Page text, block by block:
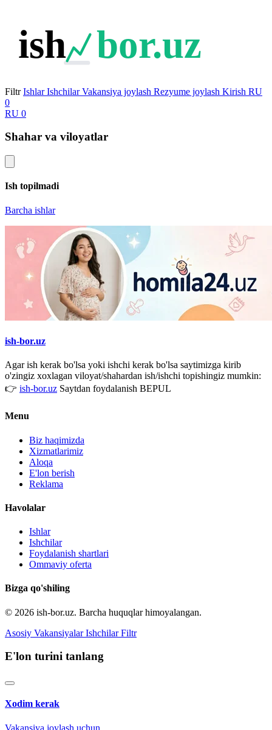
ish bor.uz
Filtr Ishlar Ishchilar Vakansiya joylash Rezyume joylash Kirish RU
0
RU 0
Shahar va viloyatlar
Ish topilmadi
Barcha ishlar
ish-bor.uz
Agar ish kerak bo'lsa yoki ishchi kerak bo'lsa saytimizga kirib
o'zingiz xoxlagan viloyat/shahardan ish/ishchi topishingiz mumkin:
👉 ish-bor.uz Saytdan foydalanish BEPUL
Menu
Biz haqimizda
Xizmatlarimiz
Aloqa
E'lon berish
Reklama
Havolalar
Ishlar
Ishchilar
Foydalanish shartlari
Ommaviy oferta
Bizga qo'shiling
© 2026 ish-bor.uz. Barcha huquqlar himoyalangan.
Asosiy Vakansiyalar Ishchilar Filtr
E'lon turini tanlang
Xodim kerak
Vakansiya joylash uchun